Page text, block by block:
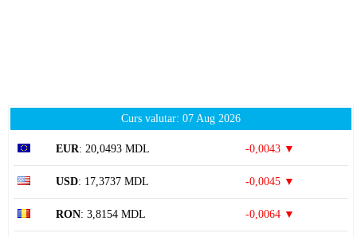
Curs valutar: 07 Aug 2026
EUR: 20,0493 MDL -0,0043 ▼
USD: 17,3737 MDL -0,0045 ▼
RON: 3,8154 MDL -0,0064 ▼